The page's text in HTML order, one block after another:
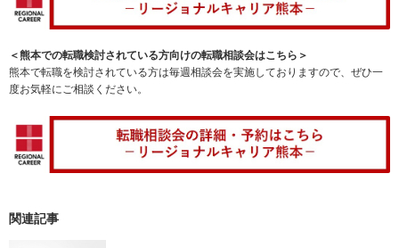
＜熊本での転職検討されている方向けの転職相談会はこちら＞
熊本で転職を検討されている方は毎週相談会を実施しておりますので、ぜひ一
度お気軽にご相談ください。
関連記事